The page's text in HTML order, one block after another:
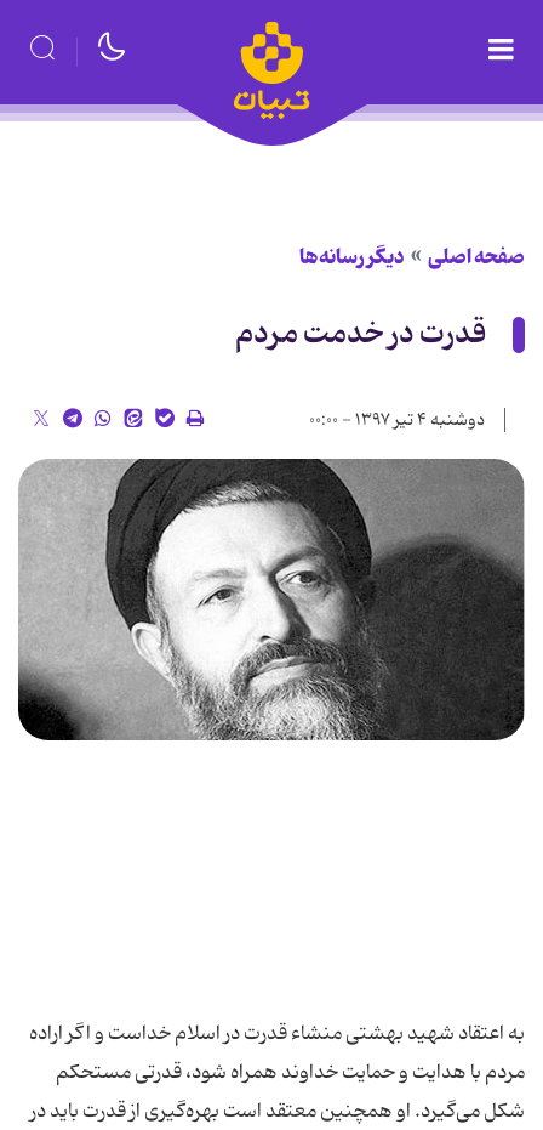
صفحه اصلی دیگر رسانه‌ها
قدرت در خدمت مردم
دوشنبه ۴ تیر ۱۳۹۷ - ۰۰:۰۰
به اعتقاد شهید بهشتی منشاء قدرت در اسلام خداست و اگر اراده
مردم با هدایت و حمایت خداوند همراه شود، قدرتی مستحکم
شکل می‌گیرد. او همچنین معتقد است بهره‌گیری از قدرت باید در